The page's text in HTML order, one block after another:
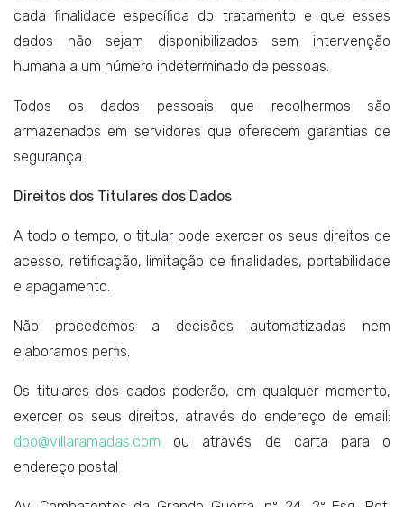
cada finalidade específica do tratamento e que esses
dados não sejam disponibilizados sem intervenção
humana a um número indeterminado de pessoas.
Todos os dados pessoais que recolhermos são
armazenados em servidores que oferecem garantias de
segurança.
Direitos dos Titulares dos Dados
A todo o tempo, o titular pode exercer os seus direitos de
acesso, retificação, limitação de finalidades, portabilidade
e apagamento.
Não procedemos a decisões automatizadas nem
elaboramos perfis.
Os titulares dos dados poderão, em qualquer momento,
exercer os seus direitos, através do endereço de email:
dpo@villaramadas.com ou através de carta para o
endereço postal